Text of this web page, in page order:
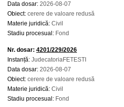
Data dosar: 2026-08-07
Obiect: cerere de valoare redusă
Materie juridică: Civil
Stadiu procesual: Fond
Nr. dosar: 4201/229/2026
Instanță: JudecatoriaFETESTI
Data dosar: 2026-08-07
Obiect: cerere de valoare redusă
Materie juridică: Civil
Stadiu procesual: Fond